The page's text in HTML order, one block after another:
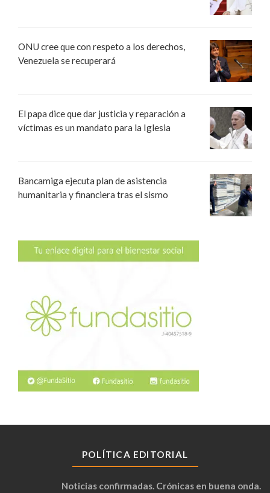
ONU cree que con respeto a los derechos,
Venezuela se recuperará
El papa dice que dar justicia y reparación a
víctimas es un mandato para la Iglesia
Bancamiga ejecuta plan de asistencia
humanitaria y financiera tras el sismo
POLÍTICA EDITORIAL
Noticias confirmadas. Crónicas en buena onda.